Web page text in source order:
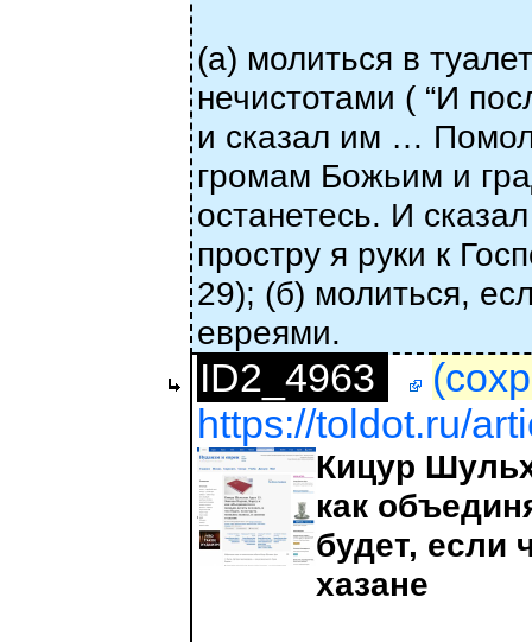
(а) молиться в
нечистотами ( “И
и сказал им …
громам Божьим и
останетесь. И
простру я руки к
29); (б) молиться,
евреями.
ID2_4963
https://toldot.ru/
Кицур
как
будет, если
хазане